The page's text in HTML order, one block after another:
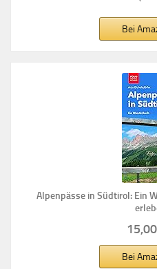
Bei
Alpenpässe in Südtirol: Ein
Bei